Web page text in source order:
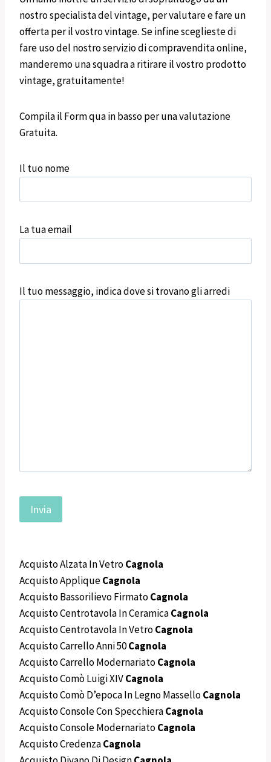
nostro specialista del vintage, per valutare e fare un
offerta per il vostro vintage. Se infine sceglieste di
fare uso del nostro servizio di compravendita online,
manderemo una squadra a ritirare il vostro prodotto
vintage, gratuitamente!
Compila il Form qua in basso per una valutazione
Gratuita.
Il tuo nome
La tua email
Il tuo messaggio, indica dove si trovano gli arredi
Acquisto Alzata In VetroCagnola
Acquisto AppliqueCagnola
Acquisto Bassorilievo FirmatoCagnola
Acquisto Centrotavola In CeramicaCagnola
Acquisto Centrotavola In VetroCagnola
Acquisto Carrello Anni 50Cagnola
Acquisto Carrello ModernariatoCagnola
Acquisto Comò Luigi XIVCagnola
Acquisto Comò D’epoca In Legno MasselloCagnola
Acquisto Console Con SpecchieraCagnola
Acquisto Console ModernariatoCagnola
Acquisto CredenzaCagnola